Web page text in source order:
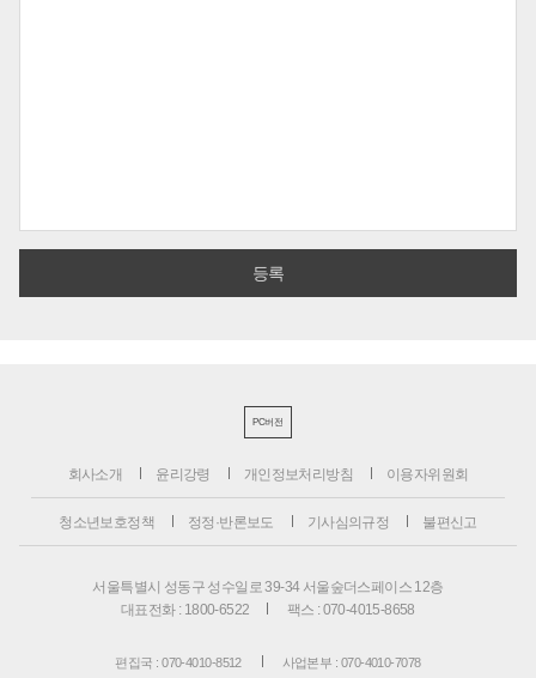
PC버전
회사소개 윤리강령 개인정보처리방침 이용자위원회
청소년보호정책 정정·반론보도 기사심의규정 불편신고
서울특별시 성동구 성수일로 39-34 서울숲더스페이스 12층
대표전화 : 1800-6522
팩스 : 070-4015-8658
편집국 : 070-4010-8512
사업본부 : 070-4010-7078